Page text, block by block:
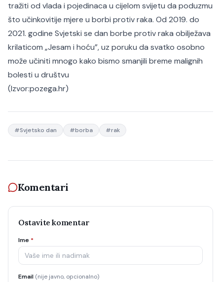
tražiti od vlada i pojedinaca u cijelom svijetu da poduzmu
što učinkovitije mjere u borbi protiv raka. Od 2019. do
2021. godine Svjetski se dan borbe protiv raka obilježava
krilaticom „Jesam i hoću”, uz poruku da svatko osobno
može učiniti mnogo kako bismo smanjili breme malignih
bolesti u društvu
(Izvor:pozega.hr)
#Svjetsko dan #borba #rak
Komentari
Ostavite komentar
Ime *
Email (nije javno, opcionalno)